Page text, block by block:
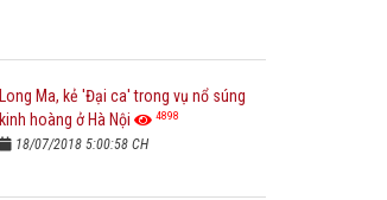
Long Ma, kẻ 'Đại ca' trong vụ nổ súng
kinh hoàng ở Hà Nội
4898
18/07/2018 5:00:58 CH